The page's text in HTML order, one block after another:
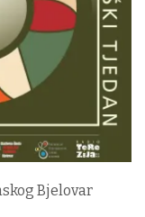
Bjelovar